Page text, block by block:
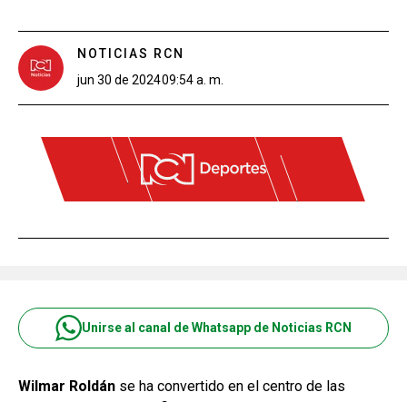
NOTICIAS RCN
jun 30 de 202409:54 a. m.
Unirse al canal de Whatsapp de Noticias RCN
Wilmar Roldán se ha convertido en el centro de las